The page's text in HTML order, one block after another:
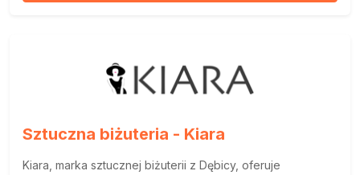
Sztuczna biżuteria - Kiara
Kiara, marka sztucznej biżuterii z Dębicy, oferuje